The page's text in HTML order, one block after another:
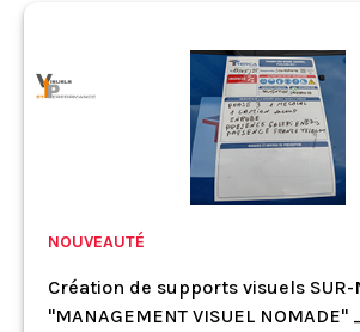
NOUVEAUTÉ
Création de supports visuels SUR-
"MANAGEMENT VISUEL NOMADE"